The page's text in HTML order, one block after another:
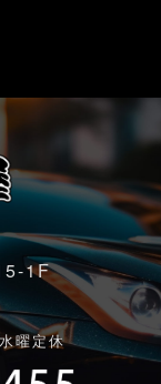
1F
曜定休